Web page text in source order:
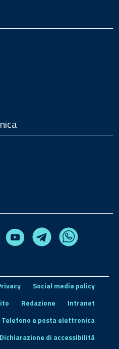
Linkedin Youtube TelegramWhatsapp
Social media policy
Redazione
Intranet
Telefono e posta elettronica
Dichiarazione di accessibilità